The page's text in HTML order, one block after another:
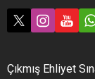
Çıkmış Ehliyet